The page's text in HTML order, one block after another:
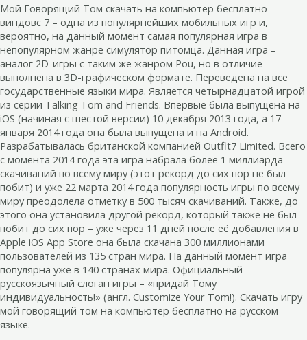
Мой Говорящий Том скачать на компьютер бесплатно
виндовс 7 – одна из популярнейших мобильных игр и,
вероятно, на данный момент самая популярная игра в
непопулярном жанре симулятор питомца. Данная игра –
аналог 2D-игры с таким же жанром Pou, но в отличие
выполнена в 3D-графическом формате. Переведена на все
государственные языки мира. Является четырнадцатой игрой
из серии Talking Tom and Friends. Впервые была выпущена на
iOS (начиная с шестой версии) 10 декабря 2013 года, а 17
января 2014 года она была выпущена и на Android.
Разрабатывалась британской компанией Outfit7 Limited. Всего
с момента 2014 года эта игра набрала более 1 миллиарда
скачиваний по всему миру (этот рекорд до сих пор не был
побит) и уже 22 марта 2014 года популярность игры по всему
миру преодолела отметку в 500 тысяч скачиваний. Также, до
этого она установила другой рекорд, который также не был
побит до сих пор – уже через 11 дней после её добавления в
Apple iOS App Store она была скачана 300 миллионами
пользователей из 135 стран мира. На данный момент игра
популярна уже в 140 странах мира. Официальный
русскоязычный слоган игры – «придай Тому
индивидуальность!» (англ. Customize Your Tom!). Скачать игру
мой говорящий том на компьютер бесплатно на русском
языке.